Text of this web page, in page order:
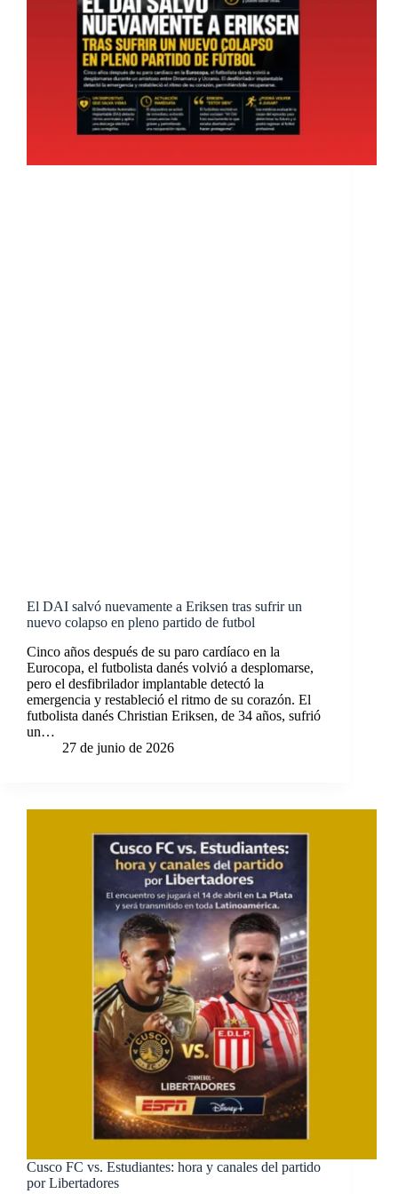
El DAI salvó nuevamente a Eriksen tras sufrir un
nuevo colapso en pleno partido de futbol
Cinco años después de su paro cardíaco en la
Eurocopa, el futbolista danés volvió a desplomarse,
pero el desfibrilador implantable detectó la
emergencia y restableció el ritmo de su corazón. El
futbolista danés Christian Eriksen, de 34 años, sufrió
un…
27 de junio de 2026
Cusco FC vs. Estudiantes: hora y canales del partido
por Libertadores